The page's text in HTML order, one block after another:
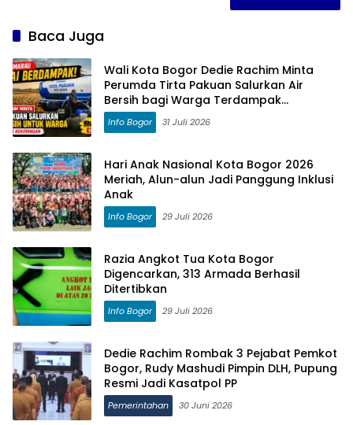
Baca Juga
Wali Kota Bogor Dedie Rachim Minta
Perumda Tirta Pakuan Salurkan Air
Bersih bagi Warga Terdampak
Kekeringan
Info Bogor 31 Juli 2026
Hari Anak Nasional Kota Bogor 2026
Meriah, Alun-alun Jadi Panggung Inklusi
Anak
Info Bogor 29 Juli 2026
Razia Angkot Tua Kota Bogor
Digencarkan, 313 Armada Berhasil
Ditertibkan
Info Bogor 29 Juli 2026
Dedie Rachim Rombak 3 Pejabat Pemkot
Bogor, Rudy Mashudi Pimpin DLH, Pupung
Resmi Jadi Kasatpol PP
Pemerintahan 30 Juni 2026